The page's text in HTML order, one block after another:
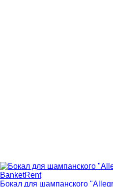
Бокал для шампанского